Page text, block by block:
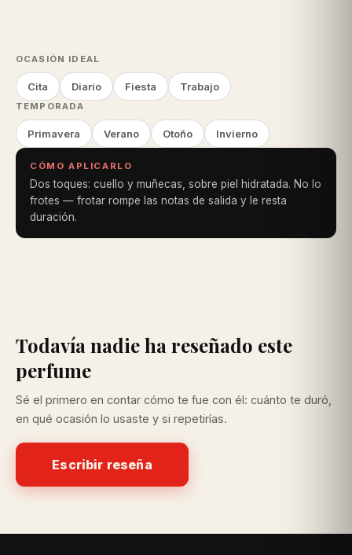
OCASIÓN IDEAL
Cita Diario Fiesta Trabajo
TEMPORADA
Primavera Verano Otoño Invierno
CÓMO APLICARLO
Dos toques: cuello y muñecas, sobre piel hidratada. No lo
frotes — frotar rompe las notas de salida y le resta
duración.
Todavía nadie ha reseñado este
perfume
Sé el primero en contar cómo te fue con él: cuánto te duró,
en qué ocasión lo usaste y si repetirías.
Escribir reseña